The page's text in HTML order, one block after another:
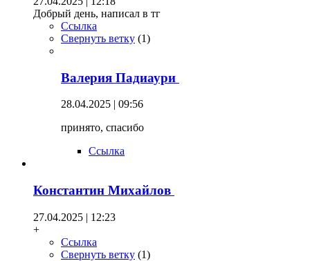
Добрый день, написал в тг
Ссылка
Свернуть ветку (1)
Валерия Падиаури
28.04.2025 | 09:56
принято, спасибо
Ссылка
Константин Михайлов
27.04.2025 | 12:23
+
Ссылка
Свернуть ветку (1)